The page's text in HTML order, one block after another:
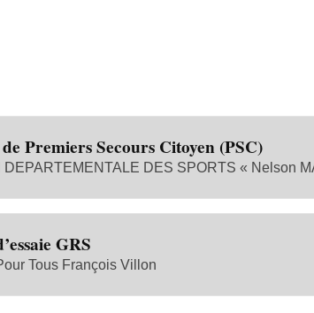
de Premiers Secours Citoyen (PSC)
DEPARTEMENTALE DES SPORTS « Nelson
GRS
Tous François Villon